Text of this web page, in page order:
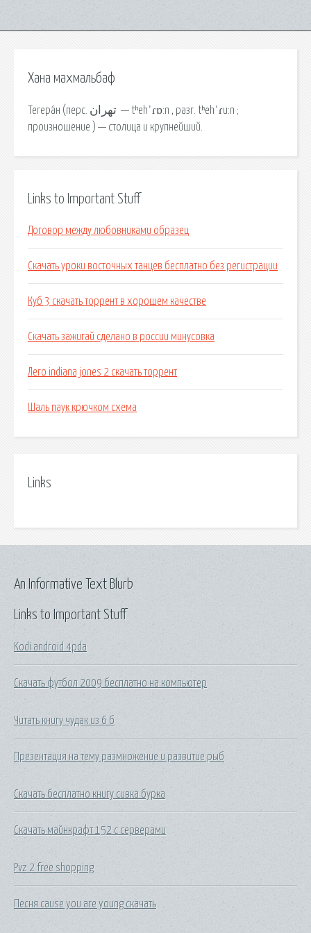
Хана махмальбаф
Тегера́н (перс. تهران ‎ — tʰehˈɾɒ:n , разг. tʰehˈɾu:n ;
произношение ) — столица и крупнейший.
Links to Important Stuff
Договор между любовниками образец
Скачать уроки восточных танцев бесплатно без регистрации
Куб 3 скачать торрент в хорошем качестве
Скачать зажигай сделано в россии минусовка
Лего indiana jones 2 скачать торрент
Шаль паук крючком схема
Links
Links to Important Stuff
Kodi android 4pda
Скачать футбол 2009 бесплатно на компьютер
Читать книгу чудак из 6 б
Презентация на тему размножение и развитие рыб
Скачать бесплатно книгу сивка бурка
Скачать майнкрафт 152 с серверами
Pvz 2 free shopping
Песня cause you are young скачать
An Informative Text Blurb